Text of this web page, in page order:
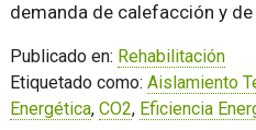
demanda de calefacción y
Publicado en: Rehabilitación
Etiquetado como: Aislamiento
Energética, CO2, Eficiencia